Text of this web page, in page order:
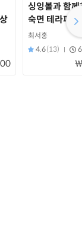
싱잉볼과 함께
숙면 테라피
최서홍
4.6(13)